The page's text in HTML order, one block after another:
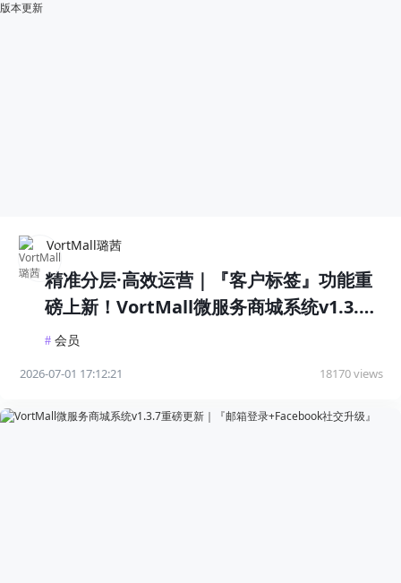
VortMall璐茜
精准分层·高效运营｜『客户标签』功能重
磅上新！VortMall微服务商城系统v1.3.8
版本更新
# 会员
2026-07-01 17:12:21 18170 views